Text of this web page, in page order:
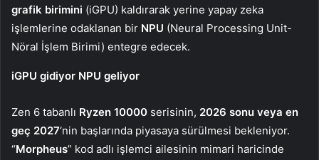
grafik birimini (iGPU) kaldırarak yerine yapay zeka
işlemlerine odaklanan bir NPU (Neural Processing Unit-
Nöral İşlem Birimi) entegre edecek.
iGPU gidiyor NPU geliyor
Zen 6 tabanlı Ryzen 10000 serisinin, 2026 sonu veya en
geç 2027‘nin başlarında piyasaya sürülmesi bekleniyor.
“Morpheus” kod adlı işlemci ailesinin mimari haricinde